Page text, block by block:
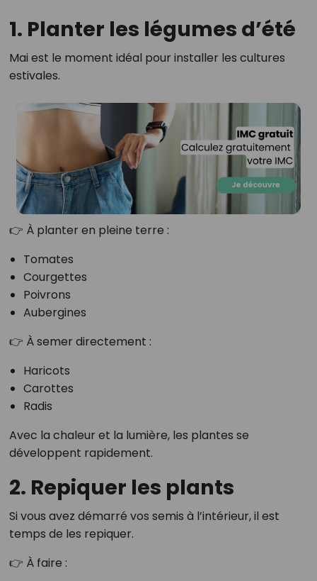
1. Planter les légumes d’été
Mai est le moment idéal pour installer les cultures
estivales.
👉 À planter en pleine terre :
Tomates
Courgettes
Poivrons
Aubergines
👉 À semer directement :
Haricots
Carottes
Radis
Avec la chaleur et la lumière, les plantes se
développent rapidement.
2. Repiquer les plants
Si vous avez démarré vos semis à l’intérieur, il est
temps de les repiquer.
👉 À faire :